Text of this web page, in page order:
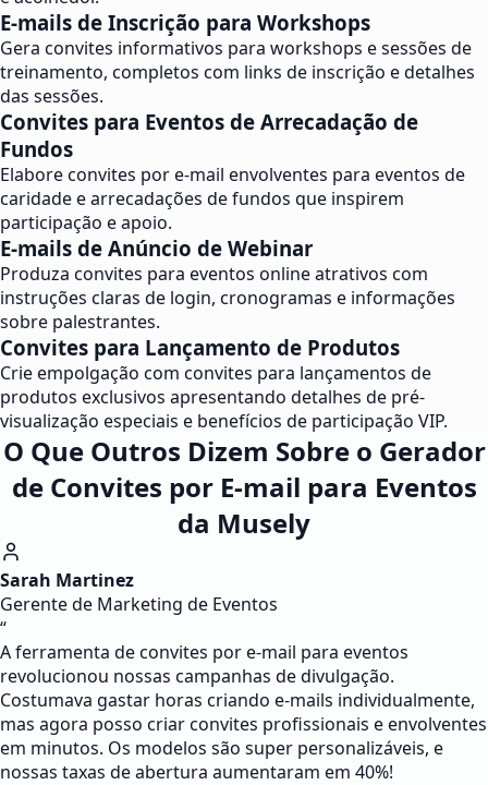
E-mails de Inscrição para Workshops
Gera convites informativos para workshops e sessões de
treinamento, completos com links de inscrição e detalhes
das sessões.
Convites para Eventos de Arrecadação de
Fundos
Elabore convites por e-mail envolventes para eventos de
caridade e arrecadações de fundos que inspirem
participação e apoio.
E-mails de Anúncio de Webinar
Produza convites para eventos online atrativos com
instruções claras de login, cronogramas e informações
sobre palestrantes.
Convites para Lançamento de Produtos
Crie empolgação com convites para lançamentos de
produtos exclusivos apresentando detalhes de pré-
visualização especiais e benefícios de participação VIP.
O Que Outros Dizem Sobre o Gerador
de Convites por E-mail para Eventos
da Musely
Sarah Martinez
Gerente de Marketing de Eventos
“
A ferramenta de convites por e-mail para eventos
revolucionou nossas campanhas de divulgação.
Costumava gastar horas criando e-mails individualmente,
mas agora posso criar convites profissionais e envolventes
em minutos. Os modelos são super personalizáveis, e
nossas taxas de abertura aumentaram em 40%!